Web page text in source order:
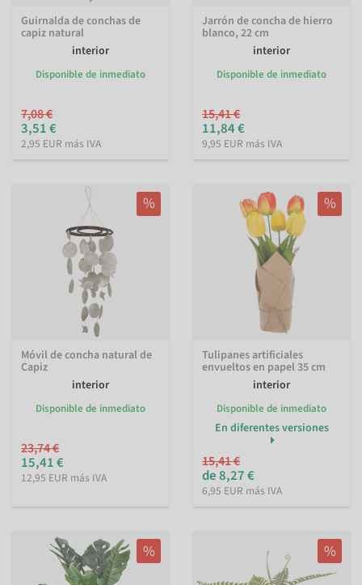
Guirnalda de conchas de
capiz natural
interior
Disponible de inmediato
7,08 €
3,51 €
2,95 EUR más IVA
Jarrón de concha de hierro
blanco, 22 cm
interior
Disponible de inmediato
15,41 €
11,84 €
9,95 EUR más IVA
%
Móvil de concha natural de
Capiz
interior
Disponible de inmediato
23,74 €
15,41 €
12,95 EUR más IVA
%
Tulipanes artificiales
envueltos en papel 35 cm
interior
Disponible de inmediato
En diferentes versiones
15,41 €
de 8,27 €
6,95 EUR más IVA
% %